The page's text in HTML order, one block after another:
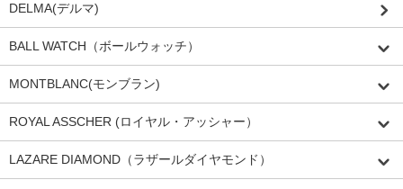
DELMA(デルマ)
BALL WATCH（ボールウォッチ）
MONTBLANC(モンブラン)
ROYAL ASSCHER (ロイヤル・アッシャー）
LAZARE DIAMOND（ラザールダイヤモンド）